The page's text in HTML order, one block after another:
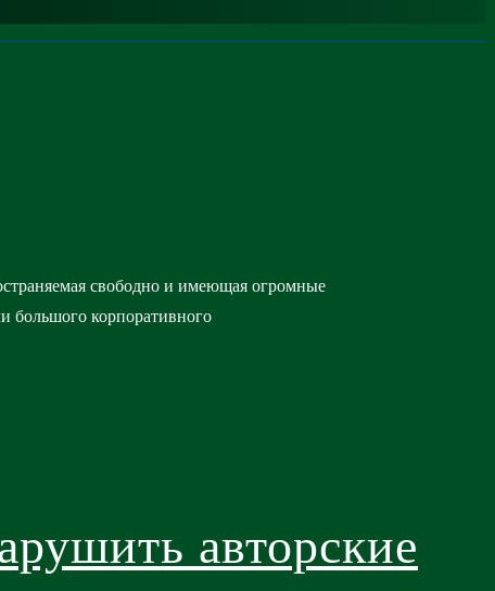
свободно и имеющая огромные
большого корпоративного
авторские